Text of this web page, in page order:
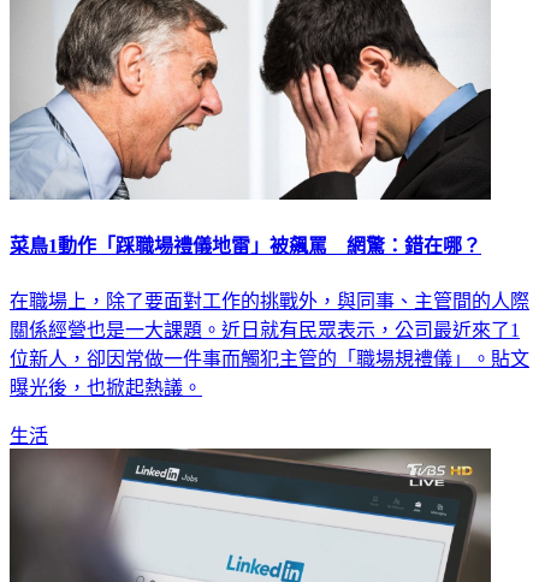
菜鳥1動作「踩職場禮儀地雷」被飆罵 網驚：錯在哪？
在職場上，除了要面對工作的挑戰外，與同事、主管間的人際
關係經營也是一大課題。近日就有民眾表示，公司最近來了1
位新人，卻因常做一件事而觸犯主管的「職場規禮儀」。貼文
曝光後，也掀起熱議。
生活